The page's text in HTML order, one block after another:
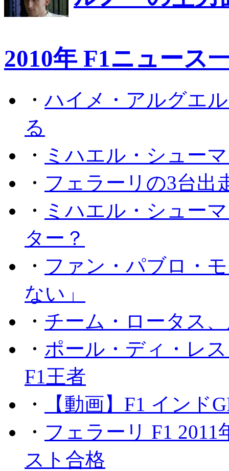
2010年 F1ニュース
・ハイメ・アルグエ
る
・ ミハエル・シュー
・ フェラーリの3台出
・ ミハエル・シュー
ター？
・ ファン・パブロ・
ない」
・ チーム・ロータス
・ ポール・ディ・レ
F1王者
・
【動画】F1 インド
・ フェラーリ F1
スト合格